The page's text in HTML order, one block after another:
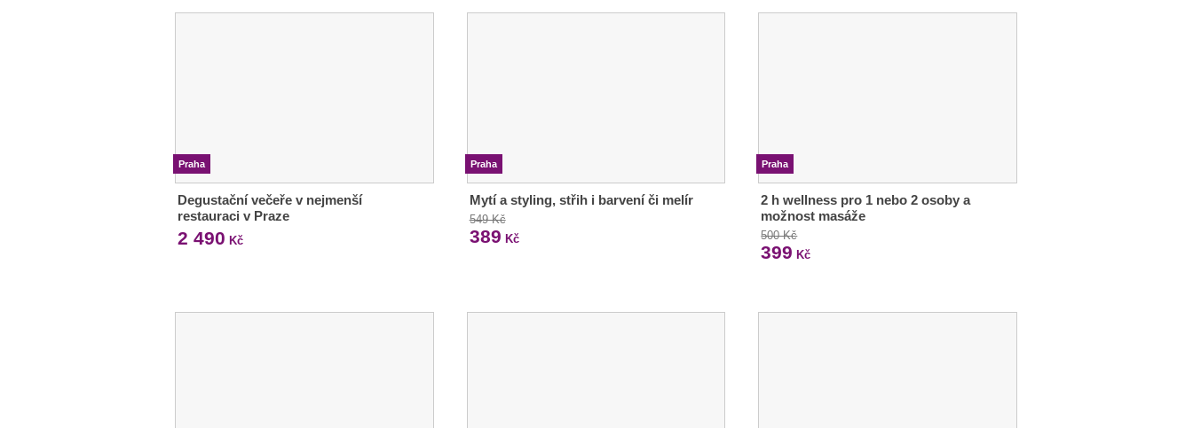
Praha
Degustační večeře v nejmenší
restauraci v Praze
2 490 Kč
Praha
Mytí a styling, střih i barvení či melír
549 Kč
389 Kč
Praha
2 h wellness pro 1 nebo 2 osoby a
možnost masáže
500 Kč
399 Kč